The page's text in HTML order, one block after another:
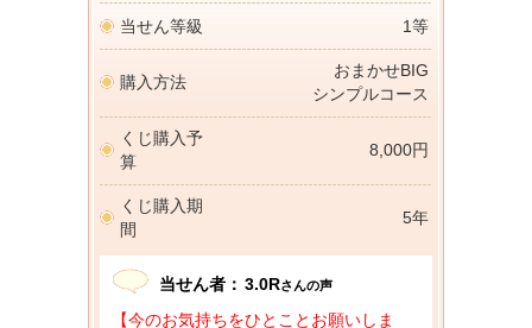
当せん等級 1等
購入方法
おまかせBIG
シンプルコース
くじ購入予
算
8,000円
くじ購入期
間
5年
当せん者： 3.0Rさんの声
【今のお気持ちをひとことお願いしま